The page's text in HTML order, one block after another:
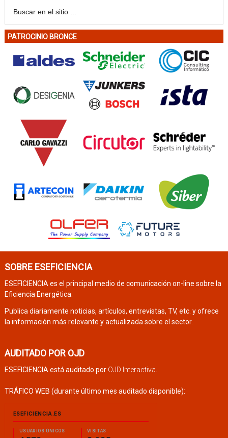
PATROCINIO BRONCE
SOBRE ESEFICIENCIA
ESEFICIENCIA es el principal medio de comunicación on-line sobre la
Eficiencia Energética.
Publica diariamente noticias, artículos, entrevistas, TV, etc. y ofrece
la información más relevante y actualizada sobre el sector.
AUDITADO POR OJD
ESEFICIENCIA está auditado por OJD Interactiva
TRÁFICO WEB (durante último mes auditado disponible):